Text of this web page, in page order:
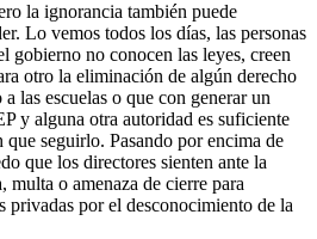
la ignorancia también puede
Lo vemos todos los días, las personas
gobierno no conocen las leyes, creen
otro la eliminación de algún derecho
las escuelas o que con generar un
y alguna otra autoridad es suficiente
que seguirlo. Pasando por encima de
que los directores sienten ante la
multa o amenaza de cierre para
privadas por el desconocimiento de la